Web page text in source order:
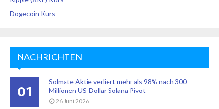
Dogecoin Kurs
NACHRICHTEN
01
Solmate Aktie verliert mehr als 98% nach 300
Millionen US-Dollar Solana Pivot
26 Juni 2026